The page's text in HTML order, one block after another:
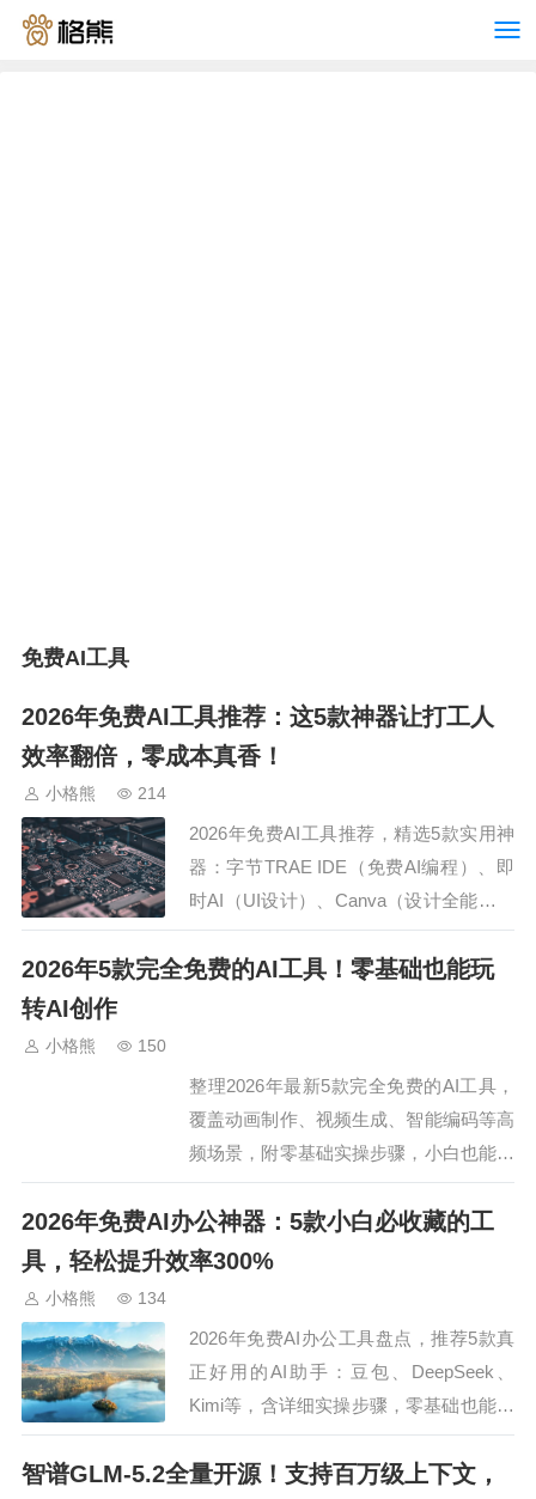
免费AI工具
2026年免费AI工具推荐：这5款神器让打工人
效率翻倍，零成本真香！
小格熊 214
2026年免费AI工具推荐，精选5款实用神
器：字节TRAE IDE（免费AI编程）、即
时AI（UI设计）、Canva（设计全能）、
Kimi（写作助手）、文心一言App（数据
分析），全部免费国内直用，零成本效率
2026年5款完全免费的AI工具！零基础也能玩
转AI创作
小格熊 150
整理2026年最新5款完全免费的AI工具，
覆盖动画制作、视频生成、智能编码等高
频场景，附零基础实操步骤，小白也能快
速上手，无需付费满足日常创作需求。…
2026年免费AI办公神器：5款小白必收藏的工
具，轻松提升效率300%
小格熊 134
2026年免费AI办公工具盘点，推荐5款真
正好用的AI助手：豆包、DeepSeek、
Kimi等，含详细实操步骤，零基础也能快
速上手，提升办公效率。…
智谱GLM-5.2全量开源！支持百万级上下文，